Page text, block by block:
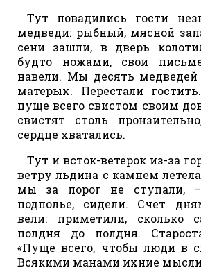
Тут повадились гости
медведи: рыбный, мясной
сени зашли, в дверь
будто ножами, свои
навели. Мы десять медведей
матерых. Перестали
пуще всего свистом своим
свистят столь
сердце хватались.
Тут и всток-ветерок из-за
ветру льдина с камнем
мы за порог не
подполье, сидели. Счет
вели: приметили, сколько
полдня до полдня.
«Пуще всего, чтобы люди в
Всякими манами ихние мысли